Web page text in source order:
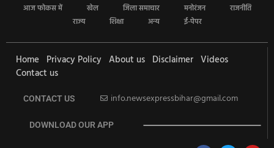
आज फोकस में खेल जिला समाचार मनोरंजन
राजनीति
राज्य
शिक्षा अन्य ई-पेपर
Home Privacy Policy About us Disclaimer Videos
Contact us
CONTACT US info.newsexpressbihar@gmail.com
DOWNLOAD OUR APP